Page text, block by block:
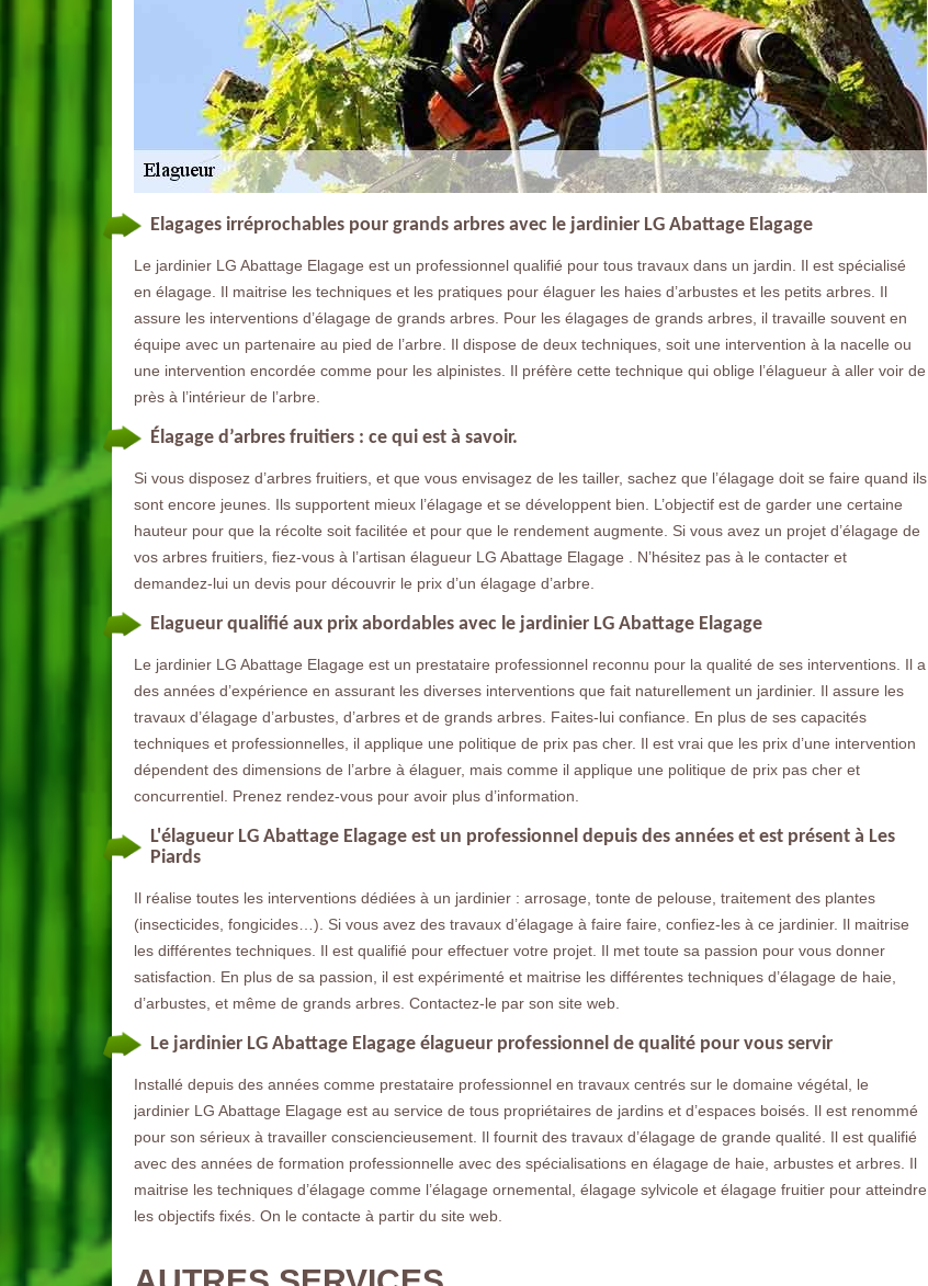
Elagages irréprochables pour grands arbres avec le jardinier LG Abattage Elagage
Le jardinier LG Abattage Elagage est un professionnel qualifié pour tous travaux dans un jardin. Il est spécialisé
en élagage. Il maitrise les techniques et les pratiques pour élaguer les haies d’arbustes et les petits arbres. Il
assure les interventions d’élagage de grands arbres. Pour les élagages de grands arbres, il travaille souvent en
équipe avec un partenaire au pied de l’arbre. Il dispose de deux techniques, soit une intervention à la nacelle ou
une intervention encordée comme pour les alpinistes. Il préfère cette technique qui oblige l’élagueur à aller voir de
près à l’intérieur de l’arbre.
Élagage d’arbres fruitiers : ce qui est à savoir.
Si vous disposez d’arbres fruitiers, et que vous envisagez de les tailler, sachez que l’élagage doit se faire quand ils
sont encore jeunes. Ils supportent mieux l’élagage et se développent bien. L’objectif est de garder une certaine
hauteur pour que la récolte soit facilitée et pour que le rendement augmente. Si vous avez un projet d’élagage de
vos arbres fruitiers, fiez-vous à l’artisan élagueur LG Abattage Elagage . N’hésitez pas à le contacter et
demandez-lui un devis pour découvrir le prix d’un élagage d’arbre.
Elagueur qualifié aux prix abordables avec le jardinier LG Abattage Elagage
Le jardinier LG Abattage Elagage est un prestataire professionnel reconnu pour la qualité de ses interventions. Il a
des années d’expérience en assurant les diverses interventions que fait naturellement un jardinier. Il assure les
travaux d’élagage d’arbustes, d’arbres et de grands arbres. Faites-lui confiance. En plus de ses capacités
techniques et professionnelles, il applique une politique de prix pas cher. Il est vrai que les prix d’une intervention
dépendent des dimensions de l’arbre à élaguer, mais comme il applique une politique de prix pas cher et
concurrentiel. Prenez rendez-vous pour avoir plus d’information.
L'élagueur LG Abattage Elagage est un professionnel depuis des années et est présent à Les
Piards
Il réalise toutes les interventions dédiées à un jardinier : arrosage, tonte de pelouse, traitement des plantes
(insecticides, fongicides…). Si vous avez des travaux d’élagage à faire faire, confiez-les à ce jardinier. Il maitrise
les différentes techniques. Il est qualifié pour effectuer votre projet. Il met toute sa passion pour vous donner
satisfaction. En plus de sa passion, il est expérimenté et maitrise les différentes techniques d’élagage de haie,
d’arbustes, et même de grands arbres. Contactez-le par son site web.
Le jardinier LG Abattage Elagage élagueur professionnel de qualité pour vous servir
Installé depuis des années comme prestataire professionnel en travaux centrés sur le domaine végétal, le
jardinier LG Abattage Elagage est au service de tous propriétaires de jardins et d’espaces boisés. Il est renommé
pour son sérieux à travailler consciencieusement. Il fournit des travaux d’élagage de grande qualité. Il est qualifié
avec des années de formation professionnelle avec des spécialisations en élagage de haie, arbustes et arbres. Il
maitrise les techniques d’élagage comme l’élagage ornemental, élagage sylvicole et élagage fruitier pour atteindre
les objectifs fixés. On le contacte à partir du site web.